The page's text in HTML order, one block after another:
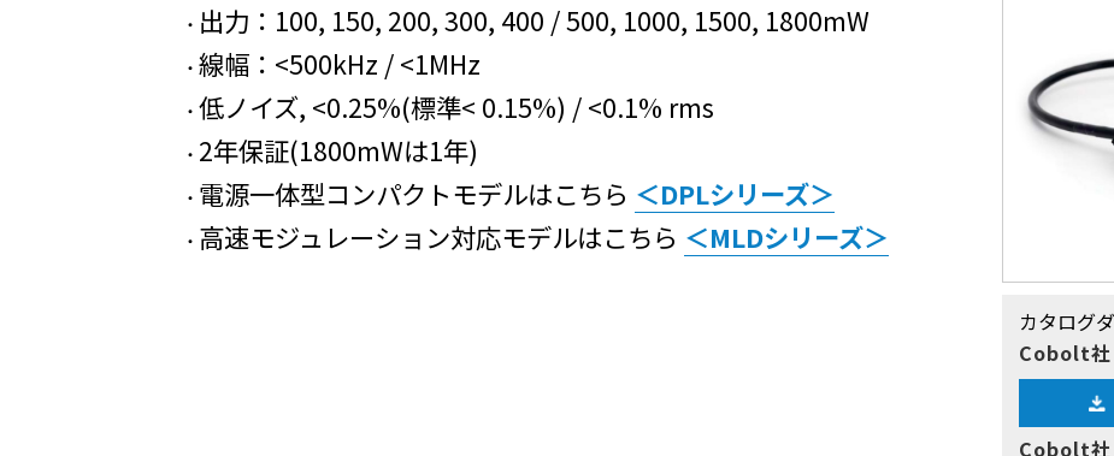
出力：100, 150, 200, 300, 400 / 500, 1000, 1500, 1800mW
線幅：<500kHz / <1MHz
低ノイズ, <0.25%(標準< 0.15%) / <0.1% rms
2年保証(1800mWは1年)
電源一体型コンパクトモデルはこちら ＜DPLシリーズ＞
高速モジュレーション対応モデルはこちら ＜MLDシリーズ＞
カタログ
Cobolt社
Cobolt社